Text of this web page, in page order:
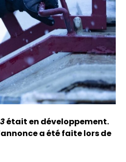
était en développement.
a été faite lors de